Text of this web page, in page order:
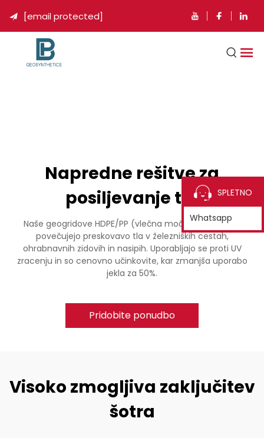
 [email protected]
Napredne rešitve za
posiljevanje tla
Naše geogridove HDPE/PP (vlečna moč do 200kN/m)
povečujejo preskovavo tla v železniških cestah,
ohrabnavnih zidovih in nasipih. Uporabljajo se proti UV
zracenju in so cenovno učinkovite, kar zmanjša uporabo
jekla za 50%.
Pridobite ponudbo
Visoko zmogljiva zaključitev
šotra
SPLETNO
Whatsapp